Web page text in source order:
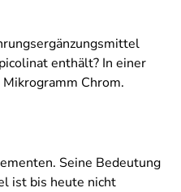
enthält? In einer
Chrom.
Seine Bedeutung
ist bis heute nicht